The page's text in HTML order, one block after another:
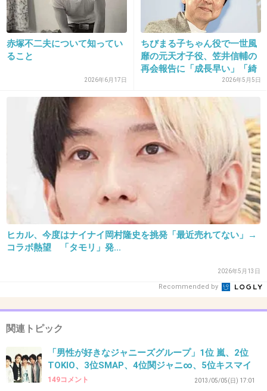
出典：www.sponichi.co.jp
+38 -217
さしこ頑張れ
+24 -145
2013/05/28(火) 16:29:20
22,ここじゃなくて握手会（）で直接言ったら？
wwwww
+54 -6
ﾀﾓさんもっと言ってやって。
この人のつむじから出てる様な声とﾄﾞﾔ顔が生
理的に無理。
+68 -5
赤塚不二夫について知ってい
ること
2026年6月17日
ちびまる子ちゃん役で一世風
靡の元天才子役、笠井信輔の
再会報告に「成長早い」「綺
2026年5月5日
ヒカル、今度はナイナイ岡村隆史を挑発「最近売れてない」→
コラボ熱望 「タモリ」発...
2026年5月13日
Recommended by
関連トピック
「男性が好きなジャニーズグループ」1位 嵐、2位
TOKIO、3位SMAP、4位関ジャニ∞、5位キスマイ
149コメント 2013/05/05(日) 17:01